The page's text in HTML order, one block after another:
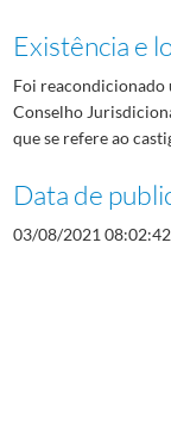
Existência e
Foi reacondicionado
Conselho
que se refere ao
Data de
03/08/2021 08:02:42